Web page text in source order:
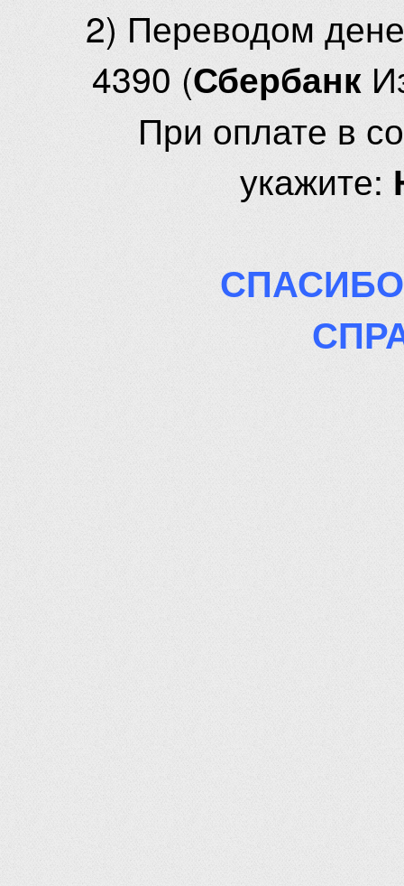
2) Переводом
4390 (Сбербанк
При оплате в
укажите: